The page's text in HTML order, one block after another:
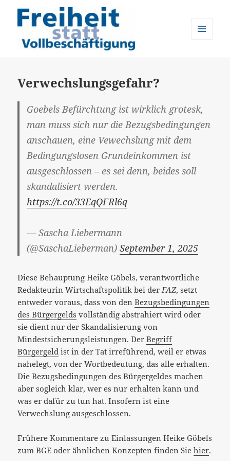
Verwechslungsgefahr?
Goebels Befürchtung ist wirklich grotesk,
man muss sich nur die Bezugsbedingungen
anschauen, eine Vewechslung mit dem
Bedingungslosen Grundeinkommen ist
ausgeschlossen – es sei denn, beides soll
skandalisiert werden.
https://t.co/33EqQFRl6q
— Sascha Liebermann
(@SaschaLieberman)September 1, 2025
Diese Behauptung Heike Göbels, verantwortliche
Redakteurin Wirtschaftspolitik bei der FAZ, setzt
entweder voraus, dass von denBezugsbedingungen
des Bürgergelds vollständig abstrahiert wird oder
sie dient nur der Skandalisierung von
Mindestsicherungsleistungen. DerBegriff
Bürgergeld ist in der Tat irreführend, weil er etwas
nahelegt, von der Wortbedeutung, das alle erhalten.
Die Bezugsbedingungen des Bürgergeldes machen
aber sogleich klar, wer es nur erhalten kann und
was er dafür zu tun hat. Insofern ist eine
Verwechslung ausgeschlossen.
Frühere Kommentare zu Einlassungen Heike Göbels
zum BGE oder ähnlichen Konzepten finden Siehier.